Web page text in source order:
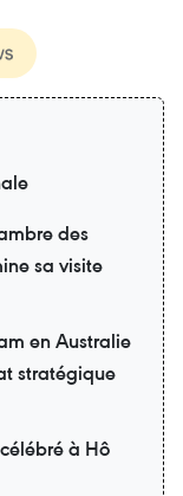
des
sa visite
en Australie
stratégique
à Hô